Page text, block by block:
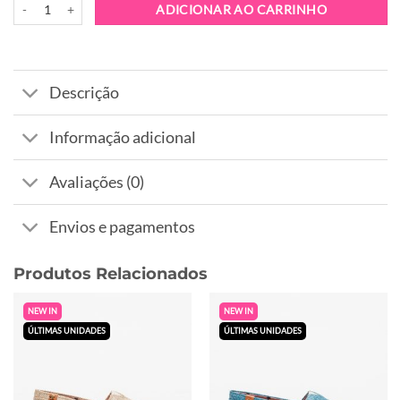
ADICIONAR AO CARRINHO
Descrição
Informação adicional
Avaliações (0)
Envios e pagamentos
Produtos Relacionados
NEW IN
ÚLTIMAS UNIDADES
NEW IN
ÚLTIMAS UNIDADES